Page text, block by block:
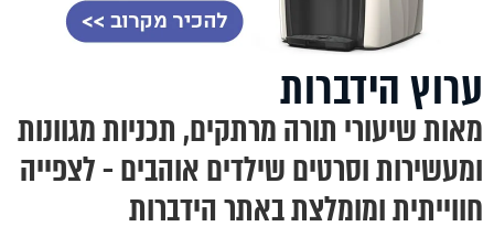
ערוץ הידברות
מאות שיעורי תורה מרתקים, תכניות מגוונות
ומעשירות וסרטים שילדים אוהבים - לצפייה
חווייתית ומומלצת באתר הידברות